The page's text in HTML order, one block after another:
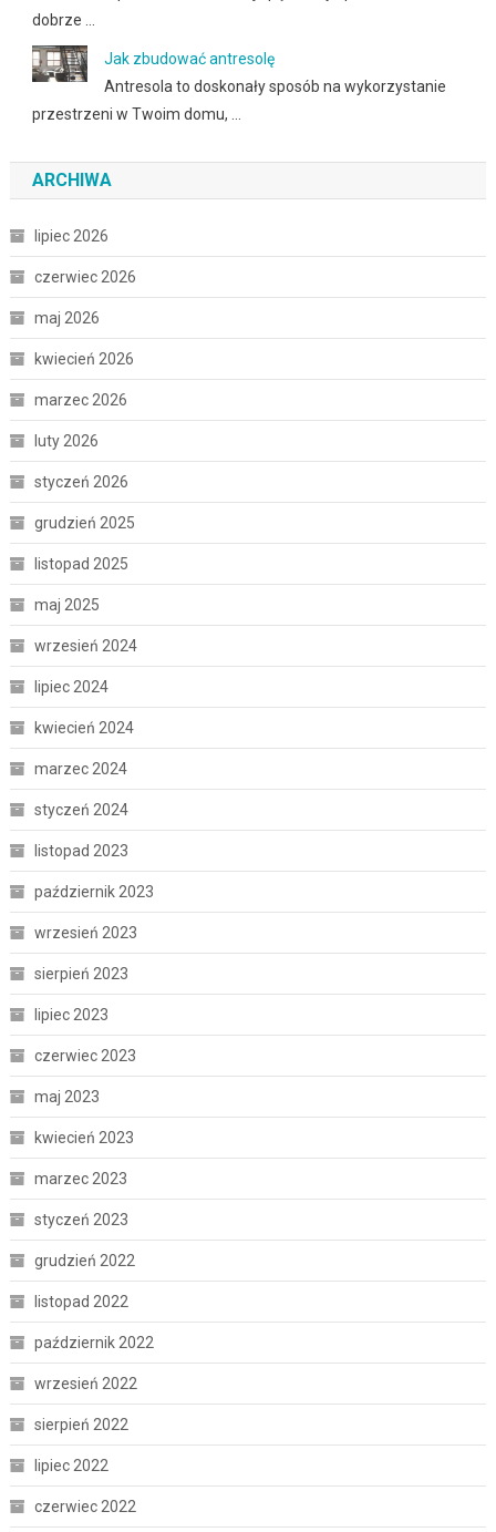
dobrze …
Jak zbudować antresolę
Antresola to doskonały sposób na wykorzystanie
przestrzeni w Twoim domu, …
ARCHIWA
lipiec 2026
czerwiec 2026
maj 2026
kwiecień 2026
marzec 2026
luty 2026
styczeń 2026
grudzień 2025
listopad 2025
maj 2025
wrzesień 2024
lipiec 2024
kwiecień 2024
marzec 2024
styczeń 2024
listopad 2023
październik 2023
wrzesień 2023
sierpień 2023
lipiec 2023
czerwiec 2023
maj 2023
kwiecień 2023
marzec 2023
styczeń 2023
grudzień 2022
listopad 2022
październik 2022
wrzesień 2022
sierpień 2022
lipiec 2022
czerwiec 2022